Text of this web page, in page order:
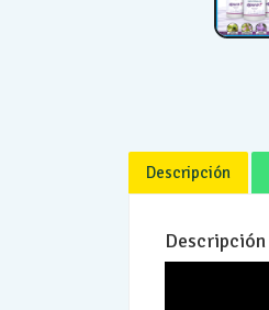
Descripción
Descripción